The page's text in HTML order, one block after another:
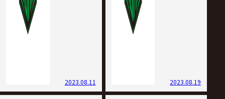
2023.08.11 2023.08.19